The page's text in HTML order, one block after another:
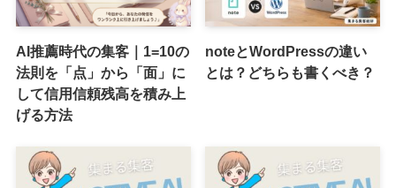
AI推薦時代の集客｜1=10の
法則を「点」から「面」に
して信用信頼残高を積み上
げる方法
noteとWordPressの違い
とは？どちらも書くべき？